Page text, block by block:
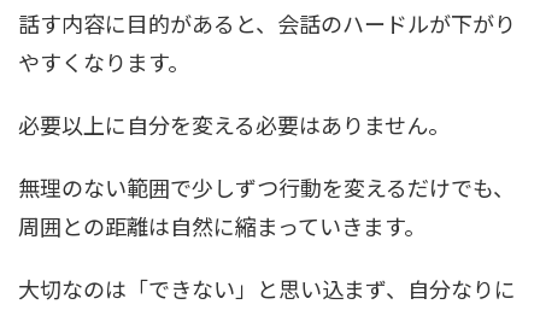
話す内容に目的があると、会話のハードルが下がり
やすくなります。
必要以上に自分を変える必要はありません。
無理のない範囲で少しずつ行動を変えるだけでも、
周囲との距離は自然に縮まっていきます。
大切なのは「できない」と思い込まず、自分なりに